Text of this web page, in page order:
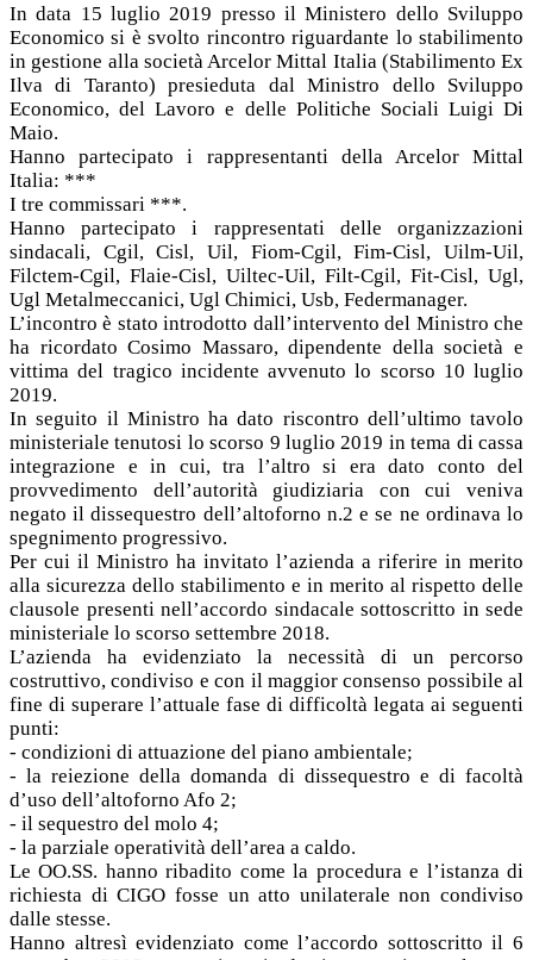
In data 15 luglio 2019 presso il Ministero dello Sviluppo
Economico si è svolto rincontro riguardante lo stabilimento
in gestione alla società Arcelor Mittal Italia (Stabilimento Ex
Ilva di Taranto) presieduta dal Ministro dello Sviluppo
Economico, del Lavoro e delle Politiche Sociali Luigi Di
Maio.
Hanno partecipato i rappresentanti della Arcelor Mittal
Italia: ***
I tre commissari ***.
Hanno partecipato i rappresentati delle organizzazioni
sindacali, Cgil, Cisl, Uil, Fiom-Cgil, Fim-Cisl, Uilm-Uil,
Filctem-Cgil, Flaie-Cisl, Uiltec-Uil, Filt-Cgil, Fit-Cisl, Ugl,
Ugl Metalmeccanici, Ugl Chimici, Usb, Federmanager.
L’incontro è stato introdotto dall’intervento del Ministro che
ha ricordato Cosimo Massaro, dipendente della società e
vittima del tragico incidente avvenuto lo scorso 10 luglio
2019.
In seguito il Ministro ha dato riscontro dell’ultimo tavolo
ministeriale tenutosi lo scorso 9 luglio 2019 in tema di cassa
integrazione e in cui, tra l’altro si era dato conto del
provvedimento dell’autorità giudiziaria con cui veniva
negato il dissequestro dell’altoforno n.2 e se ne ordinava lo
spegnimento progressivo.
Per cui il Ministro ha invitato l’azienda a riferire in merito
alla sicurezza dello stabilimento e in merito al rispetto delle
clausole presenti nell’accordo sindacale sottoscritto in sede
ministeriale lo scorso settembre 2018.
L’azienda ha evidenziato la necessità di un percorso
costruttivo, condiviso e con il maggior consenso possibile al
fine di superare l’attuale fase di difficoltà legata ai seguenti
punti:
- condizioni di attuazione del piano ambientale;
- la reiezione della domanda di dissequestro e di facoltà
d’uso dell’altoforno Afo 2;
- il sequestro del molo 4;
- la parziale operatività dell’area a caldo.
Le OO.SS. hanno ribadito come la procedura e l’istanza di
richiesta di CIGO fosse un atto unilaterale non condiviso
dalle stesse.
Hanno altresì evidenziato come l’accordo sottoscritto il 6